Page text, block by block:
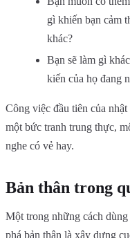
gì khiến bạn cảm
khác?
Bạn sẽ làm gì
kiến của họ đang
Công việc đầu tiên của
một bức tranh trung thực,
nghe có vẻ hay.
Bản thân trong
Một trong những cách
phá bản thân là xây dựng